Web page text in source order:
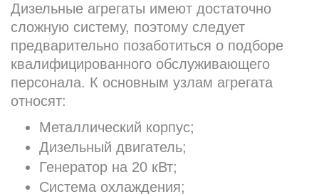
Дизельные агрегаты имеют достаточно
сложную систему, поэтому следует
предварительно позаботиться о подборе
квалифицированного обслуживающего
персонала. К основным узлам агрегата
относят:
Металлический корпус;
Дизельный двигатель;
Генератор на 20 кВт;
Система охлаждения;